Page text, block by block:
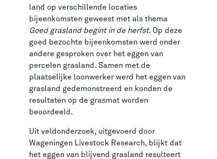
land op verschillende locaties
bijeenkomsten geweest met als thema
Goed grasland begint in de herfst. Op deze
goed bezochte bijeenkomsten werd onder
andere gesproken over het eggen van
percelen grasland. Samen met de
plaatselijke loonwerker werd het eggen van
grasland gedemonstreerd en konden de
resultaten op de grasmat worden
beoordeeld.
Uit veldonderzoek, uitgevoerd door
Wageningen Livestock Research, blijkt dat
het eggen van blijvend grasland resulteert